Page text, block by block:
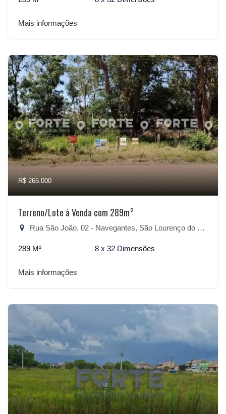
Mais informações
R$ 265.000
Terreno/Lote à Venda com 289m²
Rua São João, 02 - Navegantes, São Lourenço do Sul-RS
289 M² 8 x 32 Dimensões
Mais informações